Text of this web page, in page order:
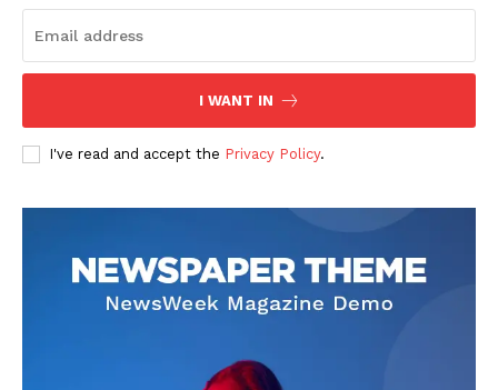
I WANT IN
I've read and accept the Privacy Policy.